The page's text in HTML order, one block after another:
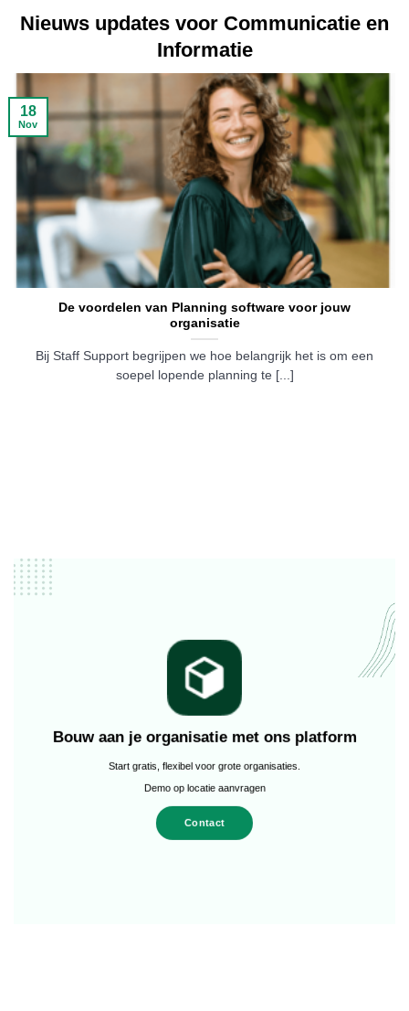
Nieuws updates voor Communicatie en
Informatie
De voordelen van Planning software voor jouw
organisatie
Bij Staff Support begrijpen we hoe belangrijk het is om een
soepel lopende planning te [...]
18
Nov
Bouw aan je organisatie met ons platform
Start gratis, flexibel voor grote organisaties.
Demo op locatie aanvragen
Contact